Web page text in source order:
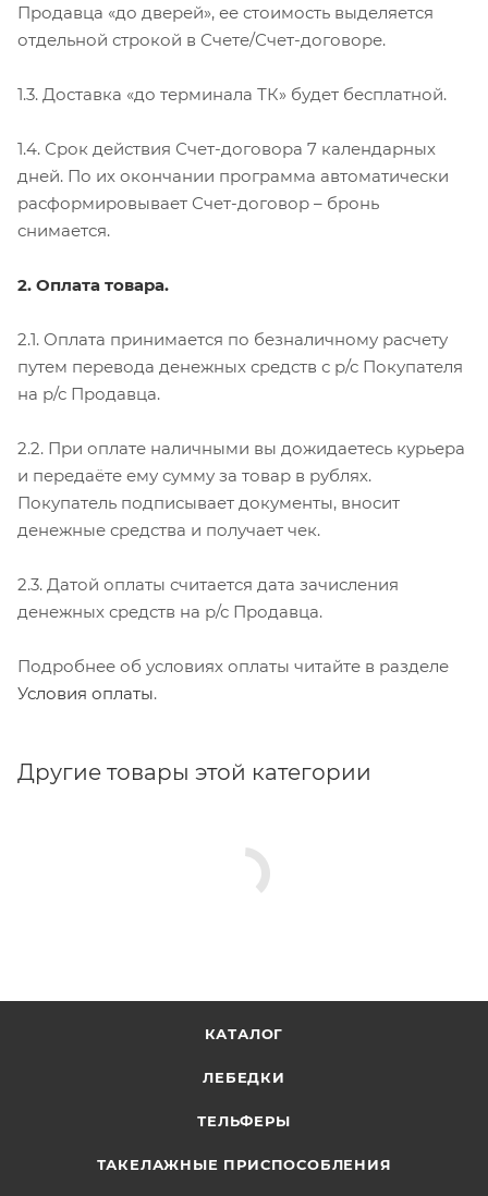
Продавца «до дверей», ее стоимость выделяется
отдельной строкой в Счете/Счет-договоре.
1.3. Доставка «до терминала ТК» будет бесплатной.
1.4. Срок действия Счет-договора 7 календарных
дней. По их окончании программа автоматически
расформировывает Счет-договор – бронь
снимается.
2. Оплата товара.
2.1. Оплата принимается по безналичному расчету
путем перевода денежных средств с р/с Покупателя
на р/с Продавца.
2.2. При оплате наличными вы дожидаетесь курьера
и передаёте ему сумму за товар в рублях.
Покупатель подписывает документы, вносит
денежные средства и получает чек.
2.3. Датой оплаты считается дата зачисления
денежных средств на р/с Продавца.
Подробнее об условиях оплаты читайте в разделе
Условия оплаты.
Другие товары этой категории
КАТАЛОГ
ЛЕБЕДКИ
ТЕЛЬФЕРЫ
ТАКЕЛАЖНЫЕ ПРИСПОСОБЛЕНИЯ